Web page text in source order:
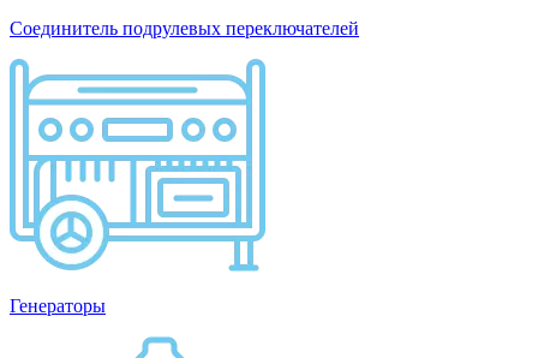
Соединитель подрулевых переключателей
Генераторы